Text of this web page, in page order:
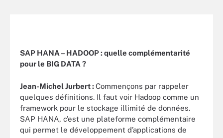
SAP HANA – HADOOP : quelle complémentarité
pour le BIG DATA ?
Jean-Michel Jurbert :Commençons par rappeler
quelques définitions. Il faut voir Hadoop comme un
framework pour le stockage illimité de données.
SAP HANA, c’est une plateforme complémentaire
qui permet le développement d’applications de